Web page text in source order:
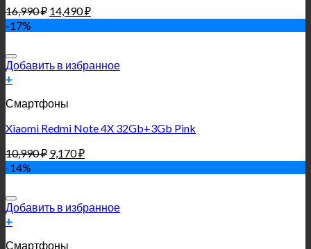
16,990₽ 14,490₽
-17%
Добавить в избранное
+
Смартфоны
Xiaomi Redmi Note 4X 32Gb+3Gb Pink
10,990₽ 9,170₽
-14%
Добавить в избранное
+
Смартфоны